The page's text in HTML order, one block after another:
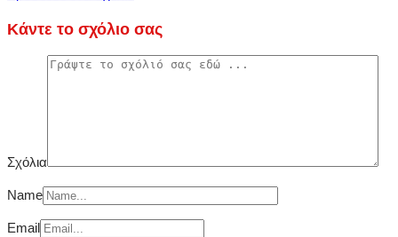
Κάντε το σχόλιο σας
Σχόλια
Name
Email